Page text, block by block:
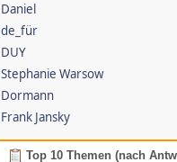
Daniel
de_für
DUY
Stephanie Warsow
Dormann
Frank Jansky
Top 10 Themen (nach